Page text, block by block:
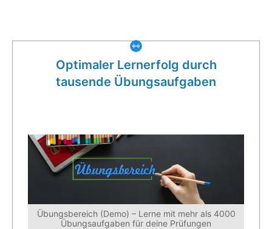
Optimaler Lernerfolg durch
tausende Übungsaufgaben
Übungsbereich (Demo) – Lerne mit mehr als 4000
Übungsaufgaben für deine Prüfungen